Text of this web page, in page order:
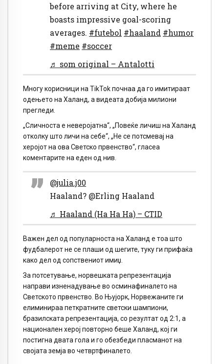
before arriving at City, where he
boasts impressive goal-scoring
averages. #futebol #haaland #humor
#meme #soccer
♬ som original – Antalotti
Многу корисници на TikTok почнаа да го имитираат
одењето на Халанд, а видеата добија милиони
прегледи.
„Сличноста е неверојатна“, „Повеќе личиш на Халанд
отколку што личи на себе“, „Не се потсмевај на
херојот на ова Светско првенство“, гласеа
коментарите на еден од нив.
@julia.j00
Haaland? @Erling Haaland
♬ Haaland (Ha Ha Ha) – CTID
Важен дел од популарноста на Халанд е тоа што
фудбалерот не се плаши од шегите, туку ги прифаќа
како дел од сопствениот имиџ.
За потсетување, норвешката репрезентација
направи изненадување во осминафиналето на
Светското првенство. Во Њујорк, Норвежаните ги
елиминираа петкратните светски шампиони,
бразилската репрезентација, со резултат од 2:1, а
национален херој повторно беше Халанд, кој ги
постигна двата гола и го обезбеди пласманот на
својата земја во четвртфиналето.